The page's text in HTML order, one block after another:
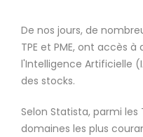
De nos jours, de
TPE et PME, ont accès
l'Intelligence Artificielle
des stocks.
Selon Statista, parmi les
domaines les plus